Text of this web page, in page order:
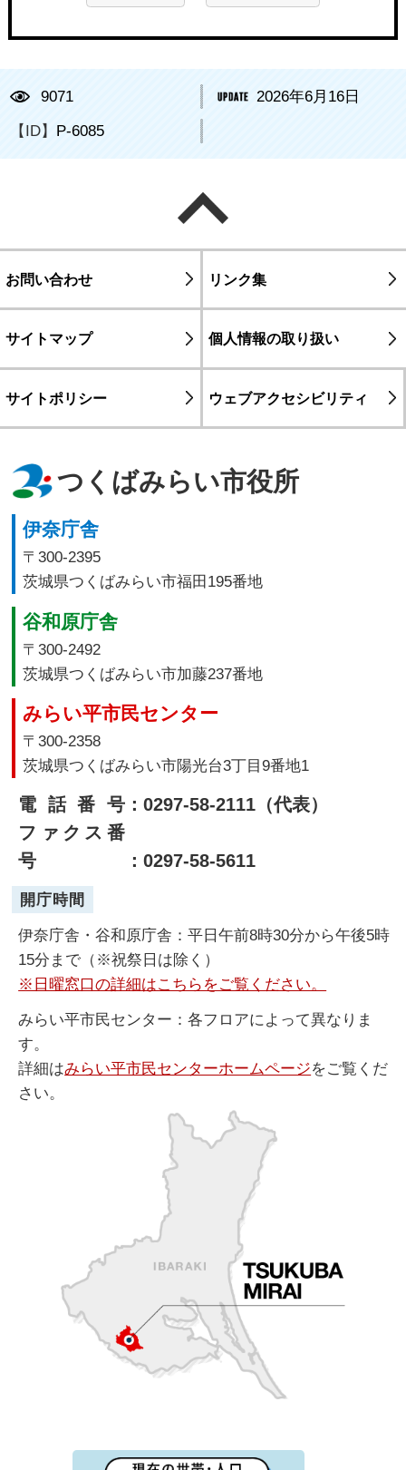
9071 2026年6月16日
【ID】 P-6085
お問い合わせ リンク集
サイトマップ 個人情報の取り扱い
サイトポリシー ウェブアクセシビリティ
つくばみらい市役所
伊奈庁舎
〒300-2395
茨城県つくばみらい市福田195番地
谷和原庁舎
〒300-2492
茨城県つくばみらい市加藤237番地
みらい平市民センター
〒300-2358
茨城県つくばみらい市陽光台3丁目9番地1
電話番号：0297-58-2111（代表）
ファクス番
号
：0297-58-5611
開庁時間
伊奈庁舎・谷和原庁舎：平日午前8時30分から午後5時
15分まで（※祝祭日は除く）
※日曜窓口の詳細はこちらをご覧ください。
みらい平市民センター：各フロアによって異なりま
す。
詳細はみらい平市民センターホームページをご覧くだ
さい。